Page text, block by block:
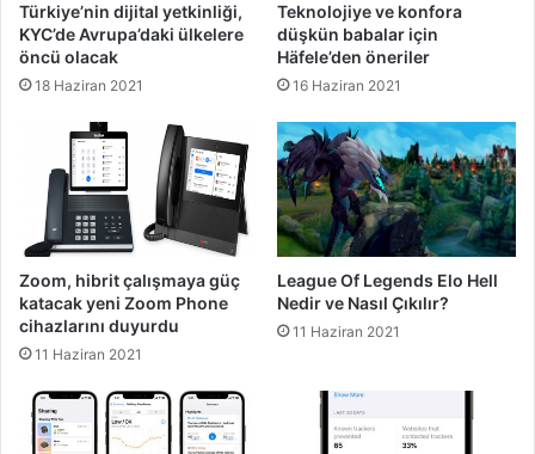
Türkiye’nin dijital yetkinliği,
KYC’de Avrupa’daki ülkelere
öncü olacak
18 Haziran 2021
Teknolojiye ve konfora
düşkün babalar için
Häfele’den öneriler
16 Haziran 2021
Zoom, hibrit çalışmaya güç
katacak yeni Zoom Phone
cihazlarını duyurdu
11 Haziran 2021
League Of Legends Elo Hell
Nedir ve Nasıl Çıkılır?
11 Haziran 2021